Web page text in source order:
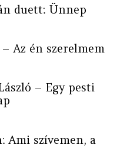
duett: Ünnep
– Az én szerelmem
– Egy pesti
Ami szívemen, a